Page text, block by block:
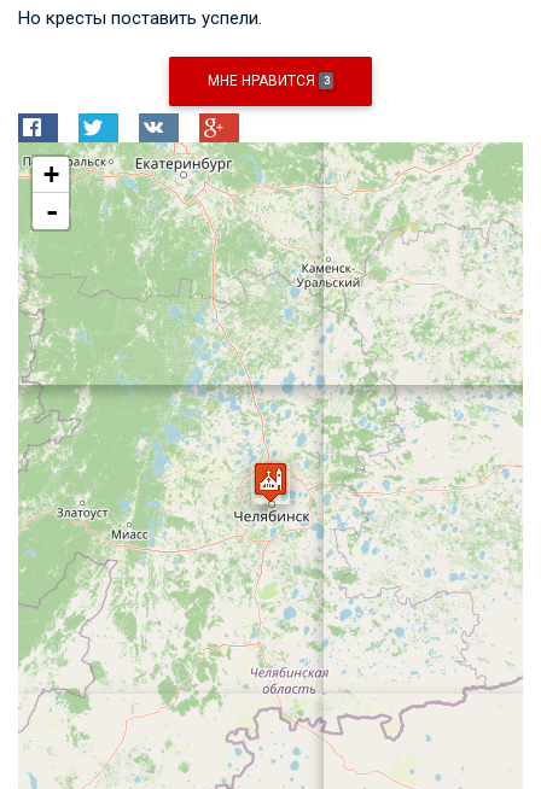
Но кресты поставить успели.
МНЕ НРАВИТСЯ 3
+
-